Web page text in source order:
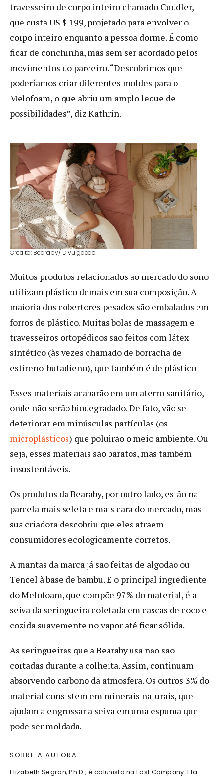
travesseiro de corpo inteiro chamado Cuddler,
que custa US $ 199, projetado para envolver o
corpo inteiro enquanto a pessoa dorme. É como
ficar de conchinha, mas sem ser acordado pelos
movimentos do parceiro. “Descobrimos que
poderíamos criar diferentes moldes para o
Melofoam, o que abriu um amplo leque de
possibilidades”, diz Kathrin.
Crédito: Bearaby/ Divulgação
Muitos produtos relacionados ao mercado do sono
utilizam plástico demais em sua composição. A
maioria dos cobertores pesados ​​são embalados em
forros de plástico. Muitas bolas de massagem e
travesseiros ortopédicos são feitos com látex
sintético (às vezes chamado de borracha de
estireno-butadieno), que também é de plástico.
Esses materiais acabarão em um aterro sanitário,
onde não serão biodegradado. De fato, vão se
deteriorar em minúsculas partículas (os
microplásticos) que poluirão o meio ambiente. Ou
seja, esses materiais são baratos, mas também
insustentáveis.
Os produtos da Bearaby, por outro lado, estão na
parcela mais seleta e mais cara do mercado, mas
sua criadora descobriu que eles atraem
consumidores ecologicamente corretos.
A mantas da marca já são feitas de algodão ou
Tencel à base de bambu. E o principal ingrediente
do Melofoam, que compõe 97% do material, é a
seiva da seringueira coletada em cascas de coco e
cozida suavemente no vapor até ficar sólida.
As seringueiras que a Bearaby usa não são
cortadas durante a colheita. Assim, continuam
absorvendo carbono da atmosfera. Os outros 3% do
material consistem em minerais naturais, que
ajudam a engrossar a seiva em uma espuma que
pode ser moldada.
SOBRE A AUTORA
Elizabeth Segran, Ph.D., é colunista na Fast Company. Ela